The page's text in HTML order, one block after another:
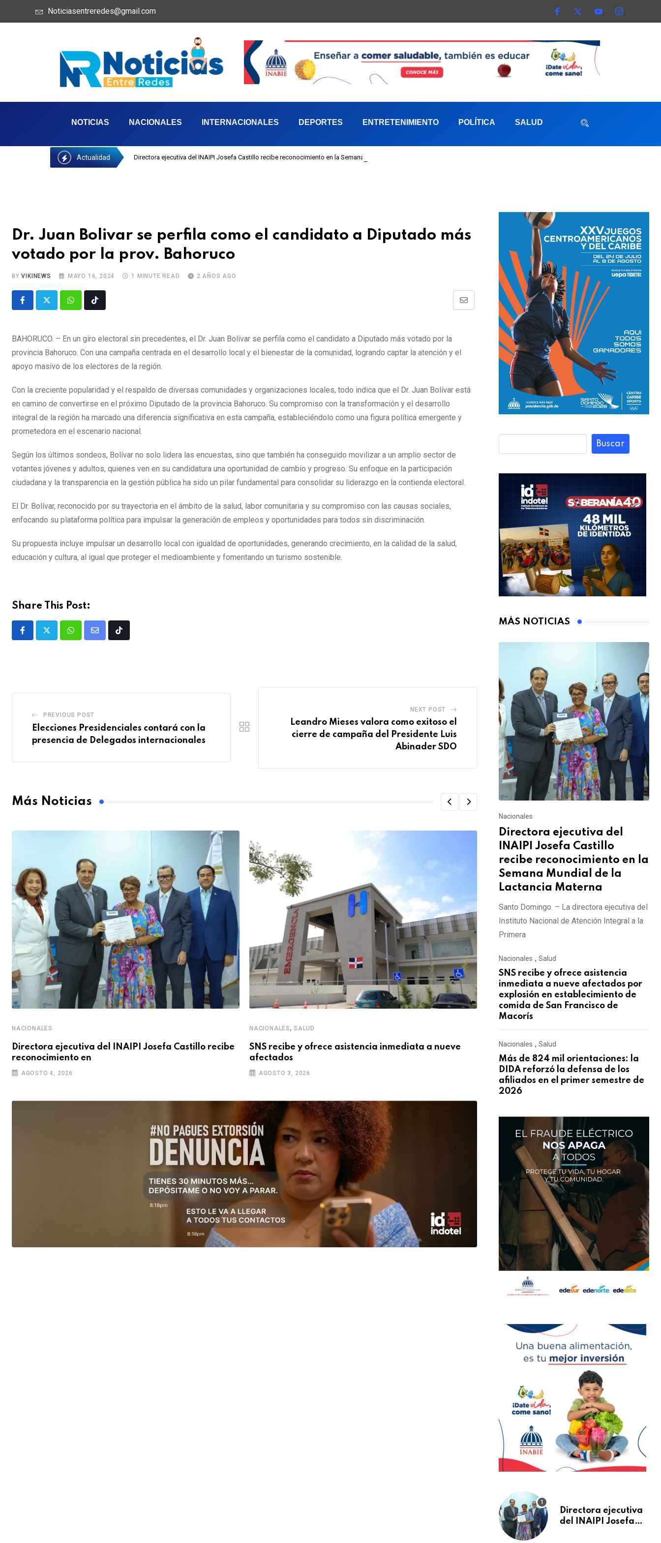
Noticiasentreredes@gmail.com
NOTICIAS NACIONALES INTERNACIONALES DEPORTES ENTRETENIMIENTO POLÍTICA SALUD
Actualidad Directora ejecutiva del INAIPI Josefa Castillo recibe reconocimiento en la Semana Mundial de la Lactancia Materna
Dr. Juan Bolivar se perfila como el candidato a Diputado más
votado por la prov. Bahoruco
BYVIKINEWS MAYO 16, 2024 1 MINUTE READ 2 AÑOS AGO
BAHORUCO. – En un giro electoral sin precedentes, el Dr. Juan Bolívar se perfila como el candidato a Diputado más votado por la
provincia Bahoruco. Con una campaña centrada en el desarrollo local y el bienestar de la comunidad, logrando captar la atención y el
apoyo masivo de los electores de la región.
Con la creciente popularidad y el respaldo de diversas comunidades y organizaciones locales, todo indica que el Dr. Juan Bolívar está
en camino de convertirse en el próximo Diputado de la provincia Bahoruco. Su compromiso con la transformación y el desarrollo
integral de la región ha marcado una diferencia significativa en esta campaña, estableciéndolo como una figura política emergente y
prometedora en el escenario nacional.
Según los últimos sondeos, Bolívar no solo lidera las encuestas, sino que también ha conseguido movilizar a un amplio sector de
votantes jóvenes y adultos, quienes ven en su candidatura una oportunidad de cambio y progreso. Su enfoque en la participación
ciudadana y la transparencia en la gestión pública ha sido un pilar fundamental para consolidar su liderazgo en la contienda electoral.
El Dr. Bolívar, reconocido por su trayectoria en el ámbito de la salud, labor comunitaria y su compromiso con las causas sociales,
enfocando su plataforma política para impulsar la generación de empleos y oportunidades para todos sin discriminación.
Su propuesta incluye impulsar un desarrollo local con igualdad de oportunidades, generando crecimiento, en la calidad de la salud,
educación y cultura, al igual que proteger el medioambiente y fomentando un turismo sostenible.
Share This Post:
PREVIOUS POST
Elecciones Presidenciales contará con la
presencia de Delegados internacionales
NEXT POST
Leandro Mieses valora como exitoso el
cierre de campaña del Presidente Luis
Abinader SDO
Más Noticias
NACIONALES
Directora ejecutiva del INAIPI Josefa Castillo recibe
reconocimiento en
AGOSTO 4, 2026
NACIONALES, SALUD
SNS recibe y ofrece asistencia inmediata a nueve
afectados
AGOSTO 3, 2026
NACIONALES,SALUD
Más de 824 mil orientaciones: la DIDA
AGOSTO 3, 2026
Buscar
MÁS NOTICIAS
Nacionales
Directora ejecutiva del
INAIPI Josefa Castillo
recibe reconocimiento en la
Semana Mundial de la
Lactancia Materna
Santo Domingo. – La directora ejecutiva del
Instituto Nacional de Atención Integral a la
Primera
Nacionales , Salud
SNS recibe y ofrece asistencia
inmediata a nueve afectados por
explosión en establecimiento de
comida de San Francisco de
Macorís
Nacionales , Salud
Más de 824 mil orientaciones: la
DIDA reforzó la defensa de los
afiliados en el primer semestre de
2026
Directora ejecutiva
del INAIPI Josefa